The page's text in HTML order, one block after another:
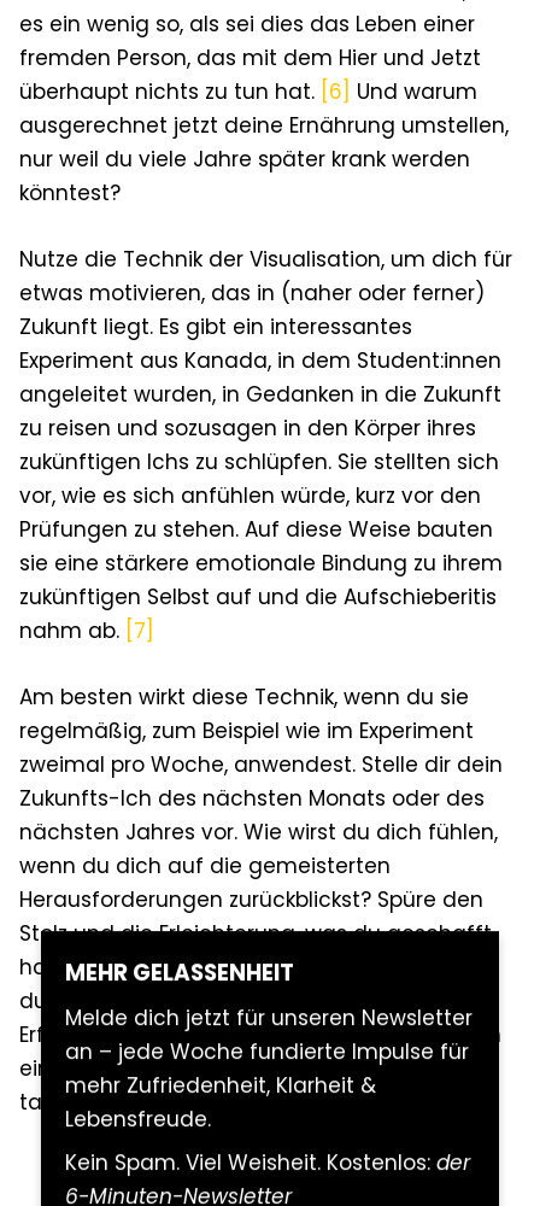
es ein wenig so, als sei dies das Leben einer
fremden Person, das mit dem Hier und Jetzt
überhaupt nichts zu tun hat. [6] Und warum
ausgerechnet jetzt deine Ernährung umstellen,
nur weil du viele Jahre später krank werden
könntest?
Nutze die Technik der Visualisation, um dich für
etwas motivieren, das in (naher oder ferner)
Zukunft liegt. Es gibt ein interessantes
Experiment aus Kanada, in dem Student:innen
angeleitet wurden, in Gedanken in die Zukunft
zu reisen und sozusagen in den Körper ihres
zukünftigen Ichs zu schlüpfen. Sie stellten sich
vor, wie es sich anfühlen würde, kurz vor den
Prüfungen zu stehen. Auf diese Weise bauten
sie eine stärkere emotionale Bindung zu ihrem
zukünftigen Selbst auf und die Aufschieberitis
nahm ab. [7]
Am besten wirkt diese Technik, wenn du sie
regelmäßig, zum Beispiel wie im Experiment
zweimal pro Woche, anwendest. Stelle dir dein
Zukunfts-Ich des nächsten Monats oder des
nächsten Jahres vor. Wie wirst du dich fühlen,
wenn du dich auf die gemeisterten
Herausforderungen zurückblickst? Spüre den
Stolz und die Erleichterung, was du geschafft
hast! Durch diese emotionale Zeitreise kannst
du schon jetzt das positive Gefühl deines
Erfolges kosten. Das wiederum versetzt dich in
eine gute Stimmung, deine Aufgabe auch
tatsächlich anzugehen.
MEHR GELASSENHEIT
Melde dich jetzt für unseren Newsletter
an – jede Woche fundierte Impulse für
mehr Zufriedenheit, Klarheit &
Lebensfreude.
Kein Spam. Viel Weisheit. Kostenlos: der
6-Minuten-Newsletter